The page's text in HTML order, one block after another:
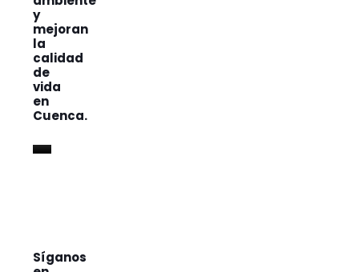
y
mejoran
la
calidad
de
vida
en
Cuenca.
Síganos